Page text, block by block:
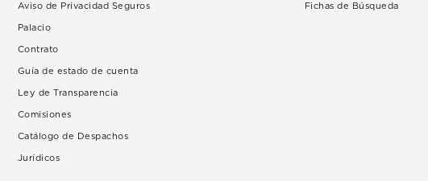
Aviso de Privacidad Seguros
Palacio
Contrato
Guía de estado de cuenta
Ley de Transparencia
Comisiones
Catálogo de Despachos
Jurídicos
Fichas de Búsqueda